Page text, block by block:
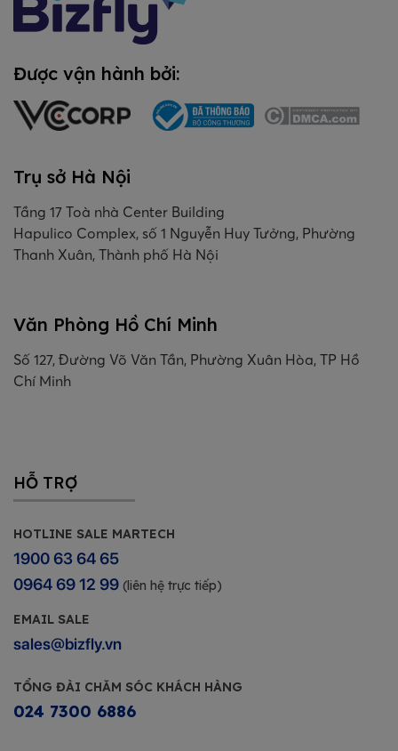
Được vận hành bởi:
Trụ sở Hà Nội
Tầng 17 Toà nhà Center Building
Hapulico Complex, số 1 Nguyễn Huy Tưởng, Phường
Thanh Xuân, Thành phố Hà Nội
Văn Phòng Hồ Chí Minh
Số 127, Đường Võ Văn Tần, Phường Xuân Hòa, TP Hồ
Chí Minh
HỖ TRỢ
HOTLINE SALE MARTECH
1900 63 64 65
0964 69 12 99 (liên hệ trực tiếp)
EMAIL SALE
sales@bizfly.vn
TỔNG ĐÀI CHĂM SÓC KHÁCH HÀNG
024 7300 6886